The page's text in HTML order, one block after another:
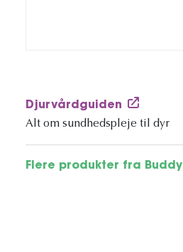
Djurvårdguiden
Alt om sundhedspleje til dyr
Flere produkter fra Buddy